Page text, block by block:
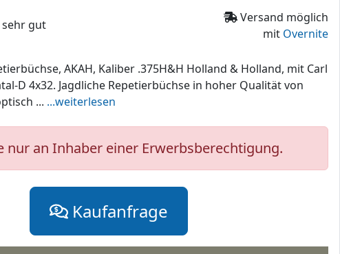
Versand möglich
mit Overnite
sehr gut
AKAH, Kaliber .375H&H Holland & Holland, mit Carl
D 4x32. Jagdliche Repetierbüchse in hoher Qualität von
... ...weiterlesen
nur an Inhaber einer Erwerbsberechtigung.
Kaufanfrage